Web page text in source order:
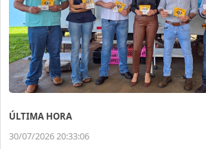
ÚLTIMA HORA
30/07/2026 20:33:06